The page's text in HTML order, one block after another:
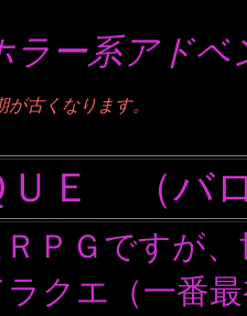
ラー系アドベ
古くなります。
ＵＥ （バ
ＰＧですが
クエ（一番